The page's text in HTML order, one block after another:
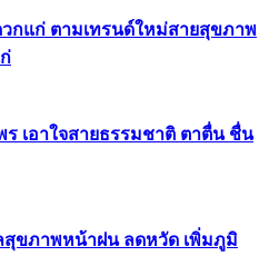
กแก่ ตามเทรนด์ใหม่สายสุขภาพ
เอาใจสายธรรมชาติ ตาตื่น ชื่น
สุขภาพหน้าฝน ลดหวัด เพิ่มภูมิ